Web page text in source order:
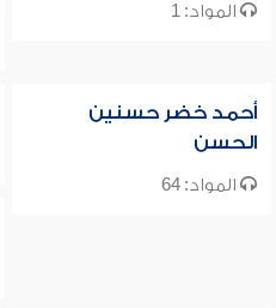
المواد: 1
أحمد خضر حسنين
الحسن
المواد: 64